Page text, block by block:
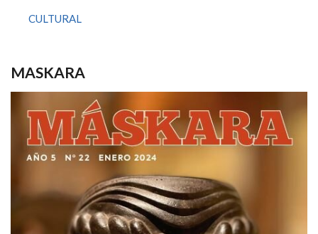
CULTURAL
MASKARA